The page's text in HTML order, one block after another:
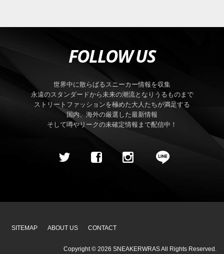
FOLLOW US
世界中に散らばるスニーカー情報を収集
永遠のスタンダードから未来の潮流となりうるものまで
ストリートファッションを極めた大人たちが満足する
国内、海外の厳選した最新情報
そして噂やリークの未確定情報まで配信中！
SITEMAP ABOUT US CONTACT
Copyright © 2026 SNEAKERWRASAll Rights Reserved.